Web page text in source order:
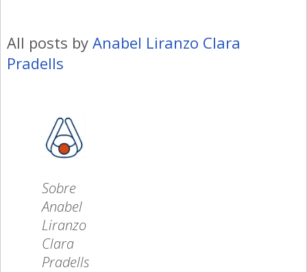
All posts by Anabel Liranzo Clara
Pradells
Sobre
Anabel
Liranzo
Clara
Pradells